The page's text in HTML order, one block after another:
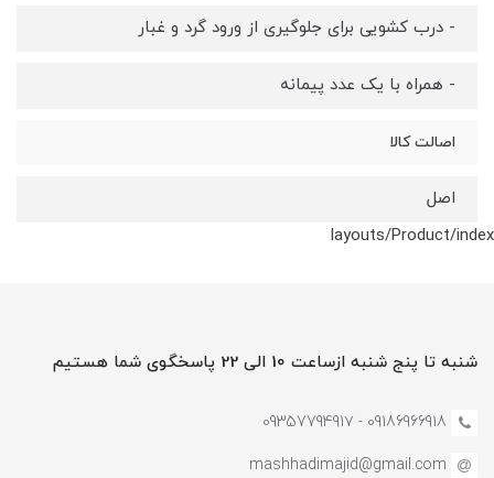
- درب کشویی برای جلوگیری از ورود گرد و غبار
- همراه با یک عدد پیمانه
اصالت کالا
اصل
layouts/Product/index
شنبه تا پنج شنبه ازساعت 10 الی 22 پاسخگوی شما هستیم
09186966918 - 0935779491۷
mashhadimajid@gmail.com